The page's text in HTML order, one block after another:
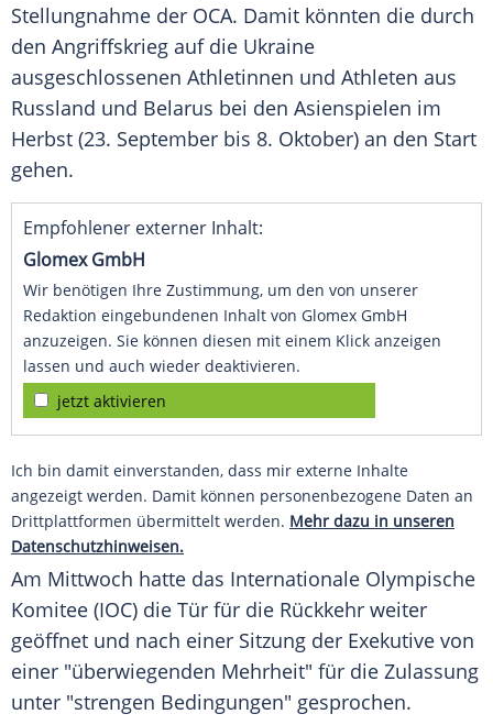
Stellungnahme der OCA. Damit könnten die durch
den Angriffskrieg auf die Ukraine
ausgeschlossenen Athletinnen und Athleten aus
Russland und Belarus bei den Asienspielen im
Herbst (23. September bis 8. Oktober) an den Start
gehen.
Empfohlener externer Inhalt:
Glomex GmbH
Wir benötigen Ihre Zustimmung, um den von unserer
Redaktion eingebundenen Inhalt von Glomex GmbH
anzuzeigen. Sie können diesen mit einem Klick anzeigen
lassen und auch wieder deaktivieren.
jetzt aktivieren
Ich bin damit einverstanden, dass mir externe Inhalte
angezeigt werden. Damit können personenbezogene Daten an
Drittplattformen übermittelt werden. Mehr dazu in unseren
Datenschutzhinweisen.
Am Mittwoch hatte das Internationale Olympische
Komitee (IOC) die Tür für die Rückkehr weiter
geöffnet und nach einer Sitzung der Exekutive von
einer "überwiegenden Mehrheit" für die Zulassung
unter "strengen Bedingungen" gesprochen.